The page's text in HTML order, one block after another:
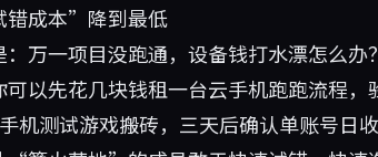
成本”降到最低
万一项目没跑通，设备钱打水漂怎么
以先花几块钱租一台云手机跑跑流程
机测试游戏搬砖，三天后确认单账号日